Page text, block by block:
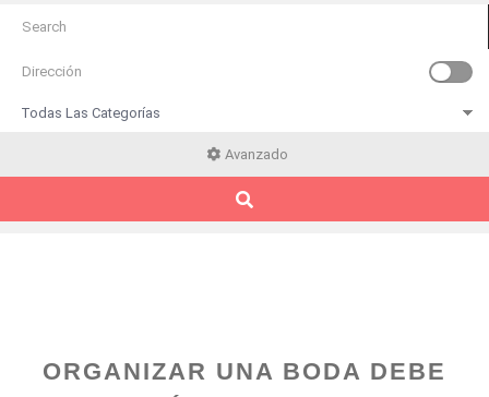
Avanzado
ORGANIZAR UNA BODA DEBE